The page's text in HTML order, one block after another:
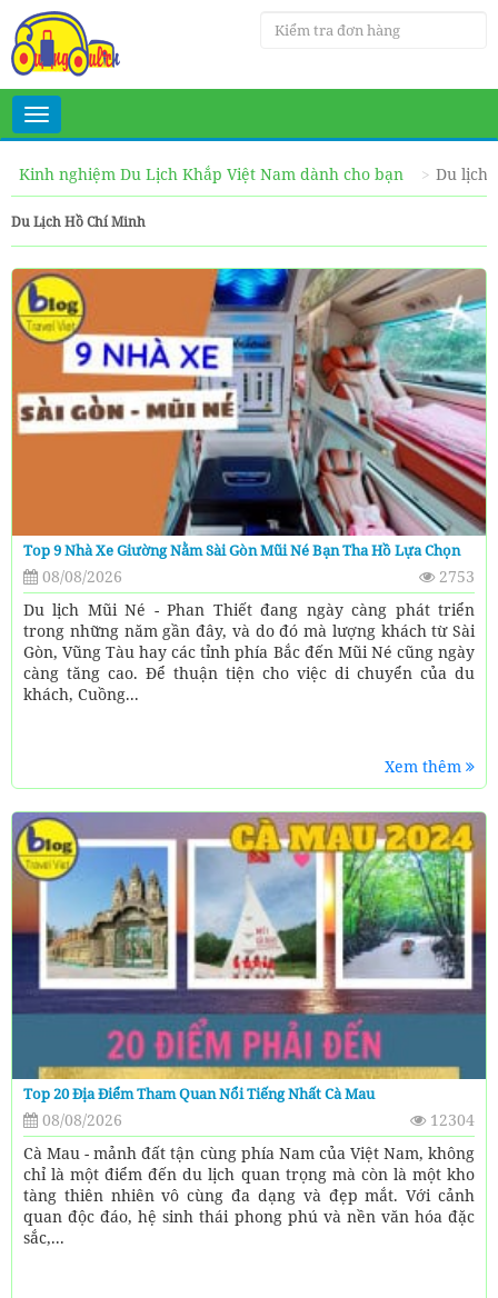
Toggle
navigation
Kinh nghiệm Du Lịch Khắp Việt Nam dành cho bạn
Du lịch
Du Lịch Hồ Chí Minh
Top 9 Nhà Xe Giường Nằm Sài Gòn Mũi Né Bạn Tha Hồ Lựa Chọn
08/08/2026
2753
Du lịch Mũi Né - Phan Thiết đang ngày càng phát triển
trong những năm gần đây, và do đó mà lượng khách từ Sài
Gòn, Vũng Tàu hay các tỉnh phía Bắc đến Mũi Né cũng ngày
càng tăng cao. Để thuận tiện cho việc di chuyển của du
khách, Cuồng...
Xem thêm
Top 20 Địa Điểm Tham Quan Nổi Tiếng Nhất Cà Mau
08/08/2026
12304
Cà Mau - mảnh đất tận cùng phía Nam của Việt Nam, không
chỉ là một điểm đến du lịch quan trọng mà còn là một kho
tàng thiên nhiên vô cùng đa dạng và đẹp mắt. Với cảnh
quan độc đáo, hệ sinh thái phong phú và nền văn hóa đặc
sắc,...